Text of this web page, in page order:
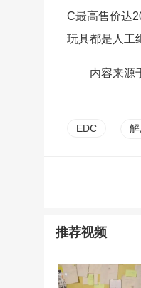
C最高售价达
玩具都是人工
内容来源
EDC
推荐视频